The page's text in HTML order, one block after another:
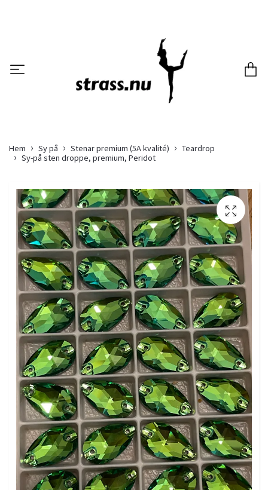
Hem Sy på Stenar premium (5A kvalité)
Teardrop
Sy-på sten droppe, premium, Peridot